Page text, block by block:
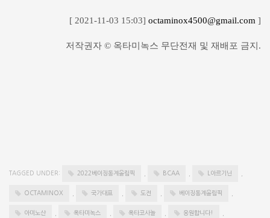
[ 2021-11-03 15:03] octaminox4500@gmail.com ]
저작권자 © 옥타미녹스 무단전재 및 재배포 금지.
TAGGED UNDER: 2022베이징동계올림픽 BCAA L아르기닌
OCTAMINOX 국가대표 도전 베이징동계올림픽
아미노산 옥타미녹스 옥타코사놀 응원합니다!